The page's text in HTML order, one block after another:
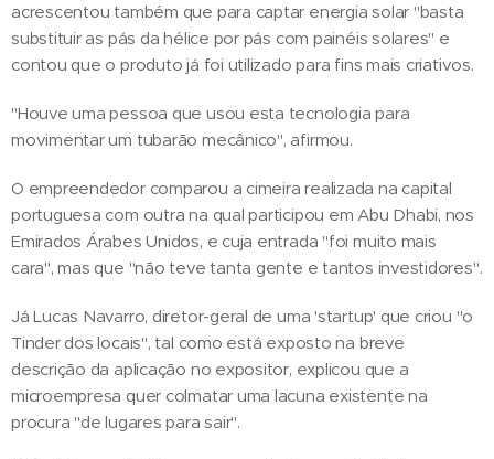
acrescentou também que para captar energia solar "basta
substituir as pás da hélice por pás com painéis solares" e
contou que o produto já foi utilizado para fins mais criativos.
"Houve uma pessoa que usou esta tecnologia para
movimentar um tubarão mecânico", afirmou.
O empreendedor comparou a cimeira realizada na capital
portuguesa com outra na qual participou em Abu Dhabi, nos
Emirados Árabes Unidos, e cuja entrada "foi muito mais
cara", mas que "não teve tanta gente e tantos investidores".
Já Lucas Navarro, diretor-geral de uma 'startup' que criou "o
Tinder dos locais", tal como está exposto na breve
descrição da aplicação no expositor, explicou que a
microempresa quer colmatar uma lacuna existente na
procura "de lugares para sair".